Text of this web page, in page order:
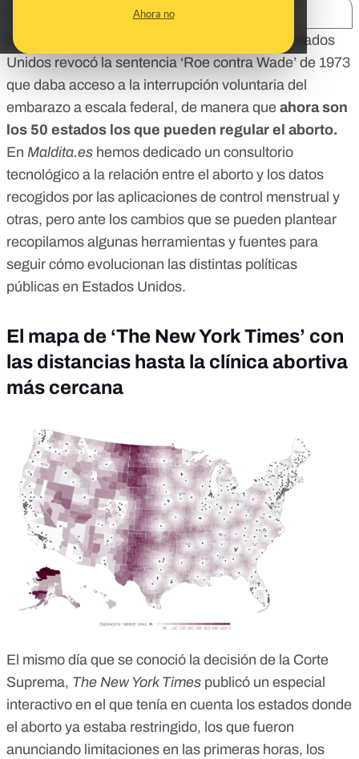
Ahora no
El pasado 24 de junio, la
Corte Suprema de Estados
Unidos revocó la sentencia ‘Roe contra Wade’ de 1973
que daba acceso a la interrupción voluntaria del
embarazo a escala federal, de manera que ahora son
los 50 estados los que pueden regular el aborto.
En Maldita.es hemos dedicado un consultorio
tecnológico a la relación entre el aborto y los datos
recogidos por las aplicaciones de control menstrual y
otras, pero ante los cambios que se pueden plantear
recopilamos algunas herramientas y fuentes para
seguir cómo evolucionan las distintas políticas
públicas en Estados Unidos.
El mapa de ‘The New York Times’ con
las distancias hasta la clínica abortiva
más cercana
El mismo día que se conoció la decisión de la Corte
Suprema, The New York Times publicó un especial
interactivo en el que tenía en cuenta los estados donde
el aborto ya estaba restringido, los que fueron
anunciando limitaciones en las primeras horas, los